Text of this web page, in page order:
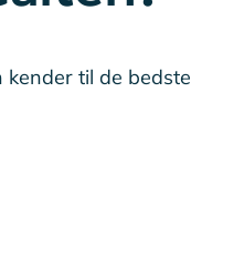
til de bedste